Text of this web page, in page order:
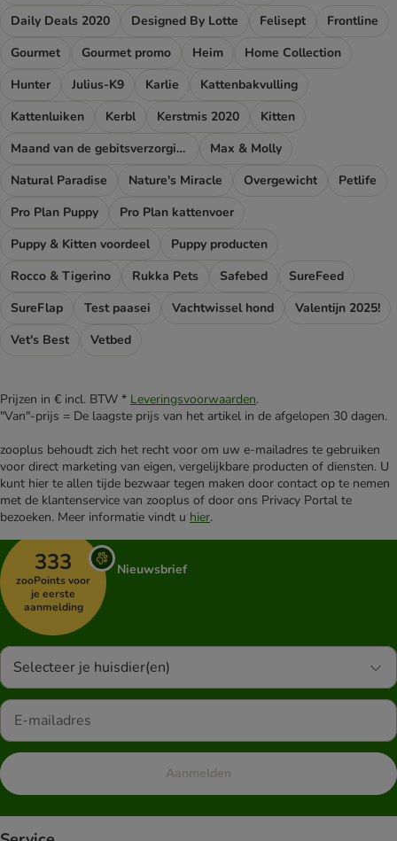
Daily Deals 2020
Designed By Lotte Felisept
Frontline
Gourmet
Gourmet promo Heim
Home Collection
Hunter
Julius-K9 Karlie
Kattenbakvulling
Kattenluiken
Kerbl Kerstmis 2020
Kitten
Maand van de gebitsverzorging
Max & Molly
Natural Paradise
Nature's Miracle Overgewicht
Petlife
Pro Plan Puppy
Pro Plan kattenvoer
Puppy & Kitten voordeel
Puppy producten
Rocco & Tigerino
Rukka Pets Safebed
SureFeed
SureFlap
Test paasei Vachtwissel hond
Valentijn 2025!
Vet's Best
Vetbed
Prijzen in € incl. BTW * Leveringsvoorwaarden.
"Van"-prijs = De laagste prijs van het artikel in de afgelopen 30 dagen.
zooplus behoudt zich het recht voor om uw e-mailadres te gebruiken
voor direct marketing van eigen, vergelijkbare producten of diensten. U
kunt hier te allen tijde bezwaar tegen maken door contact op te nemen
met de klantenservice van zooplus of door ons Privacy Portal te
bezoeken. Meer informatie vindt u hier.
333
zooPoints voor
je eerste
aanmelding
Nieuwsbrief
Selecteer je huisdier(en)
Aanmelden